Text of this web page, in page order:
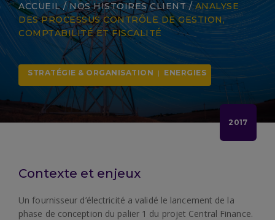
ACCUEIL/NOS HISTOIRES CLIENT/ANALYSE
DES PROCESSUS CONTRÔLE DE GESTION,
COMPTABILITÉ ET FISCALITÉ
STRATÉGIE & ORGANISATION | ENERGIES
2017
Contexte et enjeux
Un fournisseur d’électricité a validé le lancement de la
phase de conception du palier 1 du projet Central Finance.